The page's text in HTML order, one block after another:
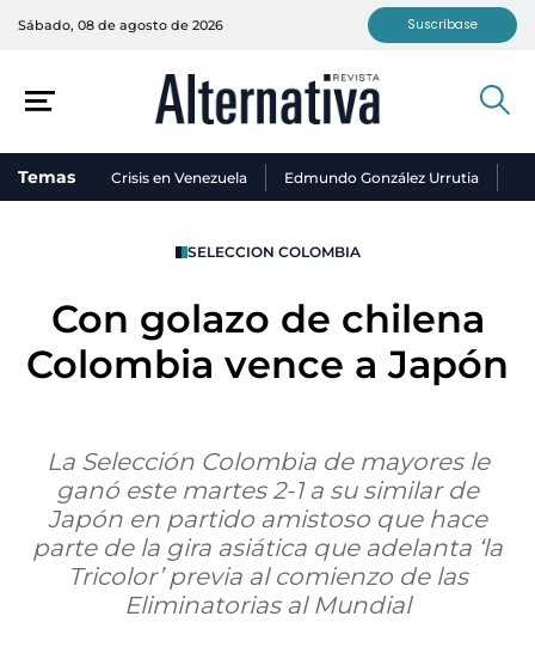
Sábado, 08 de agosto de 2026 Suscríbase
Temas Crisis en Venezuela Edmundo González Urrutia
SELECCION COLOMBIA
Con golazo de chilena
Colombia vence a Japón
La Selección Colombia de mayores le
ganó este martes 2-1 a su similar de
Japón en partido amistoso que hace
parte de la gira asiática que adelanta ‘la
Tricolor’ previa al comienzo de las
Eliminatorias al Mundial